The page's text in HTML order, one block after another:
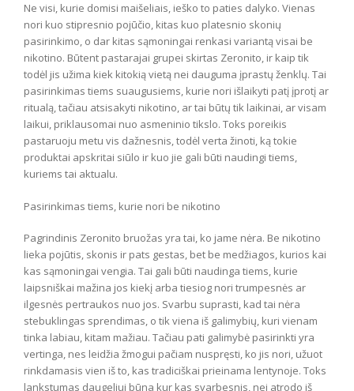
Ne visi, kurie domisi maišeliais, ieško to paties dalyko. Vienas
nori kuo stipresnio pojūčio, kitas kuo platesnio skonių
pasirinkimo, o dar kitas sąmoningai renkasi variantą visai be
nikotino. Būtent pastarajai grupei skirtas Zeronito, ir kaip tik
todėl jis užima kiek kitokią vietą nei dauguma įprastų ženklų. Tai
pasirinkimas tiems suaugusiems, kurie nori išlaikyti patį įprotį ar
ritualą, tačiau atsisakyti nikotino, ar tai būtų tik laikinai, ar visam
laikui, priklausomai nuo asmeninio tikslo. Toks poreikis
pastaruoju metu vis dažnesnis, todėl verta žinoti, ką tokie
produktai apskritai siūlo ir kuo jie gali būti naudingi tiems,
kuriems tai aktualu.
Pasirinkimas tiems, kurie nori be nikotino
Pagrindinis Zeronito bruožas yra tai, ko jame nėra. Be nikotino
lieka pojūtis, skonis ir pats gestas, bet be medžiagos, kurios kai
kas sąmoningai vengia. Tai gali būti naudinga tiems, kurie
laipsniškai mažina jos kiekį arba tiesiog nori trumpesnės ar
ilgesnės pertraukos nuo jos. Svarbu suprasti, kad tai nėra
stebuklingas sprendimas, o tik viena iš galimybių, kuri vienam
tinka labiau, kitam mažiau. Tačiau pati galimybė pasirinkti yra
vertinga, nes leidžia žmogui pačiam nuspręsti, ko jis nori, užuot
rinkdamasis vien iš to, kas tradiciškai prieinama lentynoje. Toks
lankstumas daugeliui būna kur kas svarbesnis, nei atrodo iš